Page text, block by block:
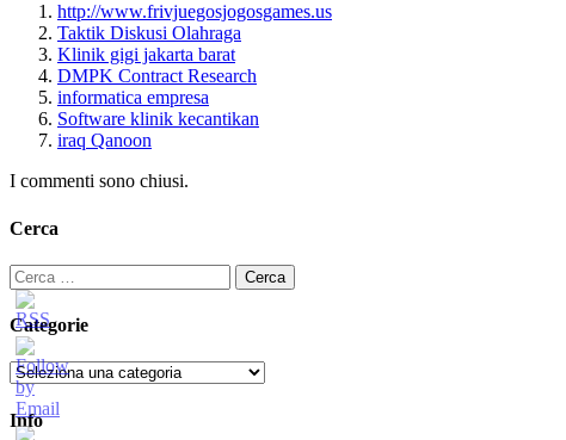
http://www.frivjuegosjogosgames.us
Taktik Diskusi Olahraga
Klinik gigi jakarta barat
DMPK Contract Research
informatica empresa
Software klinik kecantikan
iraq Qanoon
I commenti sono chiusi.
Cerca
Ricerca
per:
Categorie
Categorie
Info